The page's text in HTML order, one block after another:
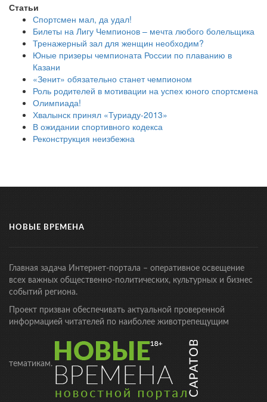
Статьи
Спортсмен мал, да удал!
Билеты на Лигу Чемпионов – мечта любого болельщика
Тренажерный зал для женщин необходим?
Юные призеры чемпионата России по плаванию в
Казани
«Зенит» обязательно станет чемпионом
Роль родителей в мотивации на успех юного спортсмена
Олимпиада!
Хвалынск принял «Туриаду-2013»
В ожидании спортивного кодекса
Реконструкция неизбежна
НОВЫЕ ВРЕМЕНА
Главная задача Интернет-портала – оперативное освещение
всех важных общественно-политических, культурных и бизнес
событий региона.
Проект призван обеспечивать актуальной проверенной
информацией читателей по наиболее животрепещущим
тематикам.